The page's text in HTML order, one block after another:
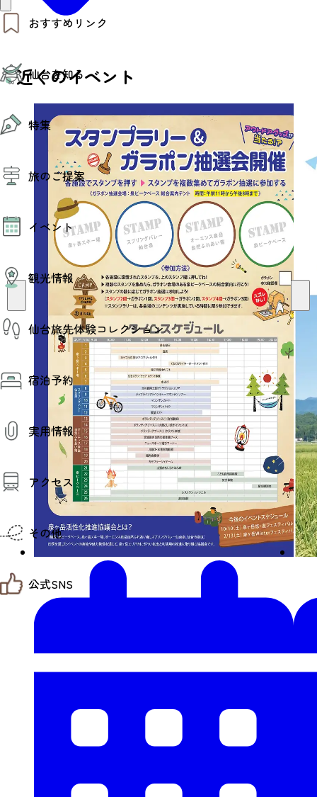
おすすめリンク
モデルコース
エリアガイド
お知らせ
お得なチケット
仙台を知る
エリアガイド
復興に向けて
仙台観光PR動画ライブラリー
仙台から行く東北周遊旅
伝統的工芸品
特集
特集
夜時間トピックス
旅のご提案
モデルコース
AIおまかせコース
オリジナルプラン
みんなの旅行記
イベント
イベント情報
その他イベント情報（音楽・展示会）
スポーツ情報
コンベンション情報
観光情報
観光スポット
温泉
美味いもの
季節のイベント
プロスポーツチーム・プロオーケストラ
仙台の銘品
仙台夜時間
宿泊施設
仙台観光マップ
仙台旅先体験コレクション
仙台旅先体験コレクション
体験プログラム検索（予約）
体験事業者からのお知らせ
体験トピックス
体験事業者
宿泊予約
宿泊予約
実用情報
観光案内
お役立ち情報
観光アプリ
仙台観光マップ
アクセス
仙台までの経路検索
市内の交通情報
お得なチケット
その他
お問い合わせ
教育旅行
観光マップ
プライバシーポリシー
サイトマップ
公式SNS
近くのイベント